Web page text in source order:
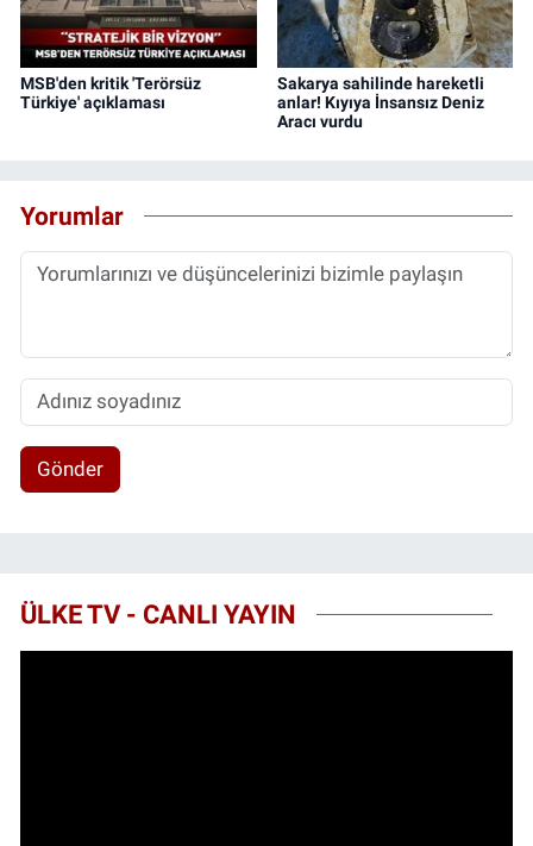
MSB'den kritik 'Terörsüz
Türkiye' açıklaması
Sakarya sahilinde hareketli
anlar! Kıyıya İnsansız Deniz
Aracı vurdu
Yorumlar
Gönder
ÜLKE TV - CANLI YAYIN